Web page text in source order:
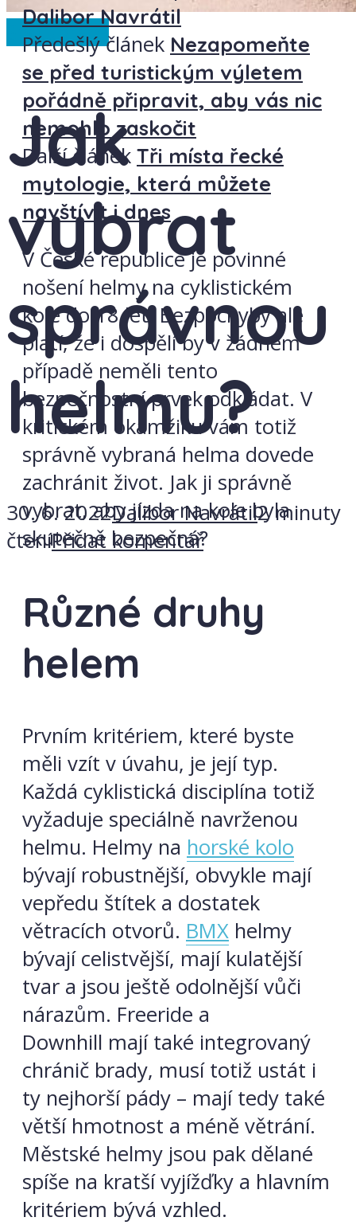
Spolupráce
Jak
vybrat
správnou
helmu?
30. 6. 2022Dalibor Navrátil2 minuty
čteníPřidat komentář
Dalibor Navrátil
Předešlý článek Nezapomeňte
se před turistickým výletem
pořádně připravit, aby vás nic
nemohlo zaskočit
Další článek Tři místa řecké
mytologie, která můžete
navštívit i dnes
V České republice je povinné
nošení helmy na cyklistickém
kole do 18 let. Bezpochyby ale
platí, že i dospělí by v žádném
případě neměli tento
bezpečnostní prvek odkládat. V
kritickém okamžiku vám totiž
správně vybraná helma dovede
zachránit život. Jak ji správně
vybrat, aby jízda na kole byla
skutečně bezpečná?
Různé druhy
helem
Prvním kritériem, které byste
měli vzít v úvahu, je její typ.
Každá cyklistická disciplína totiž
vyžaduje speciálně navrženou
helmu. Helmy na horské kolo
bývají robustnější, obvykle mají
vepředu štítek a dostatek
větracích otvorů. BMX helmy
bývají celistvější, mají kulatější
tvar a jsou ještě odolnější vůči
nárazům. Freeride a
Downhill mají také integrovaný
chránič brady, musí totiž ustát i
ty nejhorší pády – mají tedy také
větší hmotnost a méně větrání.
Městské helmy jsou pak dělané
spíše na kratší vyjížďky a hlavním
kritériem bývá vzhled.